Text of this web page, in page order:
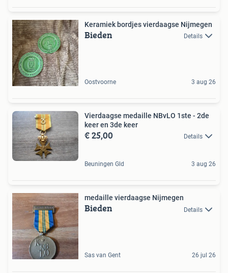
Keramiek bordjes vierdaagse Nijmegen
Bieden Details
Oostvoorne 3 aug 26
Vierdaagse medaille NBvLO 1ste - 2de
keer en 3de keer
€ 25,00 Details
Beuningen Gld 3 aug 26
medaille vierdaagse Nijmegen
Bieden Details
Sas van Gent 26 jul 26